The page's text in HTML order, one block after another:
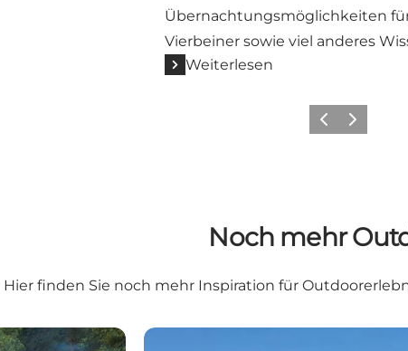
Übernachtungsmöglichkeiten
Vierbeiner sowie viel anderes
Weiterlesen
Vorherige Folie
Nächste
Noch mehr
Hier finden Sie noch mehr Inspiration für
Strände im Himmerland – an Küste